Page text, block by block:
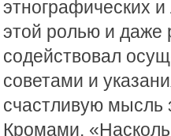
этнографических
этой ролью и даже
содействовал
советами и
счастливую мысль
Кромами.